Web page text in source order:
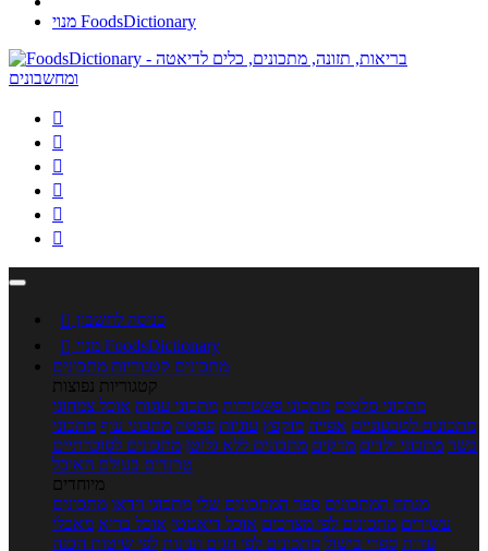
מנוי FoodsDictionary






 כניסה לחשבון

מנוי FoodsDictionary
מתכונים קטגוריות מתכונים
קטגוריות נפוצות
מתכוני סלטים מתכוני פשטידות מתכוני עוגות אוכל צמחוני
מתכונים לטבעוניים אפייה מוקפץ עוגיות פסטה מתכוני עוף מתכוני
בשר מתכוני ילדים מרקים מתכונים ללא גלוטן מתכונים לסוכרתיים
טרנדים בעולם האוכל
מיוחדים
מנתח המתכונים ספר המתכונים שלי מתכוני וידאו מתכונים
עשירים מתכונים לפי מצרכים אוכל דיאטטי אוכל בריא מאכלי
עדות ספרי בישול מתכונים לפי חגים ועונות לפי שיטות הכנה